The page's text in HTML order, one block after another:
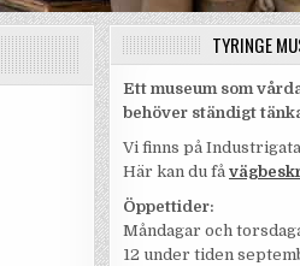
TYRINGE
Ett museum som
behöver ständigt
Vi finns på
Här kan du få
Öppettider:
Måndagar och
12 under tiden